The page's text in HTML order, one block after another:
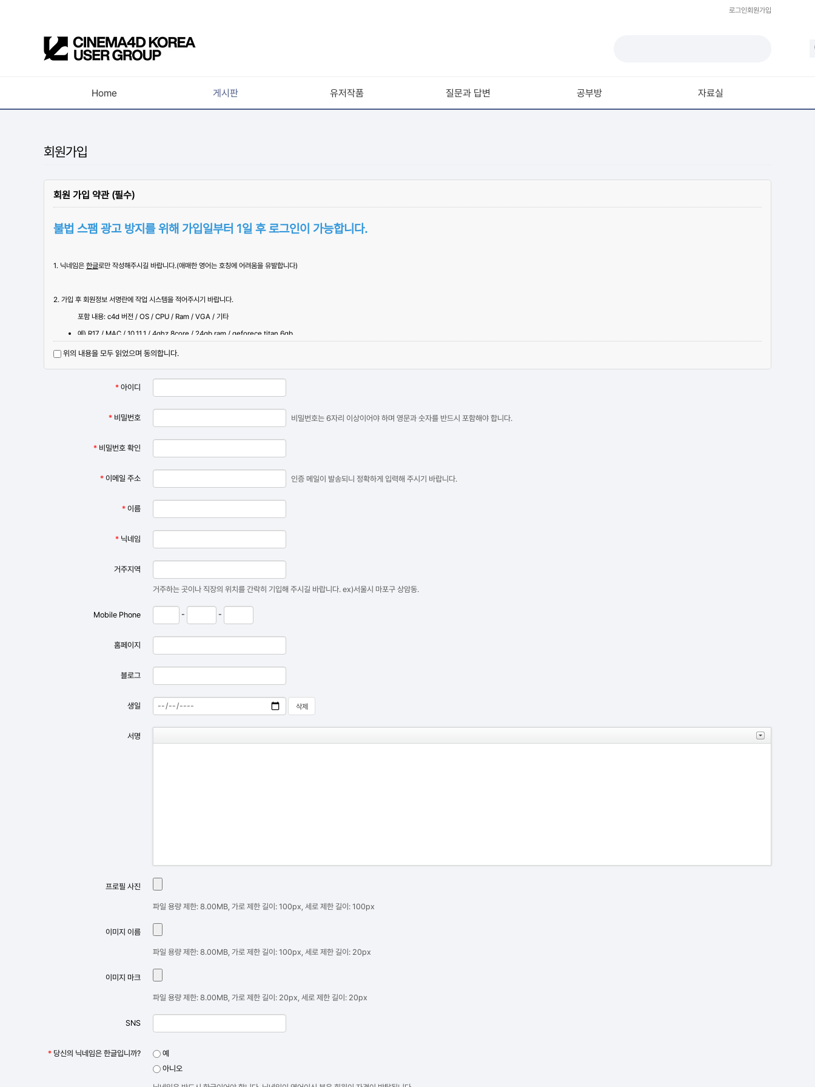
로그인회원가입
Home 게시판
사진첩
구인 / 홍보 / 프로젝트 의뢰
유저그룹세미나
유저작품 질문과 답변 공부방 자료실
애니메이션 / 리깅 / XPresso
회원가입
회원 가입 약관 (필수)
불법 스팸 광고 방지를 위해 가입일부터 1일 후 로그인이 가능합니다.
1. 닉네임은 한글로만 작성해주시길 바랍니다.(애매한 영어는 호칭에 어려움을 유발합니다)
2. 가입 후 회원정보 서명란에 작업 시스템을 적어주시기 바랍니다.
포함 내용: c4d 버전 / OS / CPU / Ram / VGA / 기타
예) R17 / MAC / 10.11.1 / 4ghz 8core / 24gb ram / geforece titan 6gb
3. 불법광고를 게재할 시 계정은 영구 정지됩니다.
4. 가입관련 문의 사항은 c4dusergroup@gmail.com 로 해주세요.
불법 스팸 광고 방지를 위해 가입일부터 1일 후 로그인이 가능합니다.
위의 내용을 모두 읽었으며 동의합니다.
* 아이디
* 비밀번호 비밀번호는 6자리 이상이어야 하며 영문과 숫자를 반드시 포함해야 합니다.
* 비밀번호 확인
* 이메일 주소 인증 메일이 발송되니 정확하게 입력해 주시기 바랍니다.
* 이름
* 닉네임
거주지역
거주하는 곳이나 직장의 위치를 간락히 기입해 주시길 바랍니다. ex)서울시 마포구 상암동.
Mobile Phone - -
홈페이지
블로그
생일
서명
프로필 사진
파일 용량 제한: 8.00MB, 가로 제한 길이: 100px, 세로 제한 길이: 100px
이미지 이름
파일 용량 제한: 8.00MB, 가로 제한 길이: 100px, 세로 제한 길이: 20px
이미지 마크
파일 용량 제한: 8.00MB, 가로 제한 길이: 20px, 세로 제한 길이: 20px
SNS
* 당신의 닉네임은 한글입니까?
예
아니오